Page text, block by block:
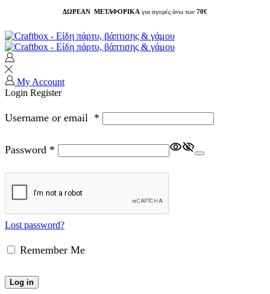
ΔΩΡΕΑΝ ΜΕΤΑΦΟΡΙΚΑ για αγορές άνω των 70€
My Account
Login Register
Username or email *
Password *
Lost password?
Remember Me
Log in